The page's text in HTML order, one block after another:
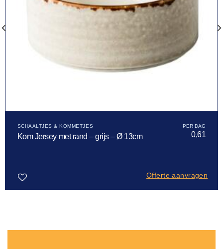
SCHAALTJES & KOMMETJES
Kom Jersey met rand – grijs – Ø 13cm 0,61
Offerte aanvragen